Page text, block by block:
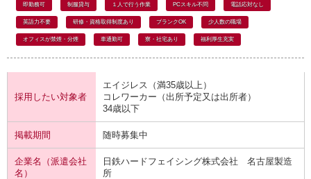
即勤務可 制服貸与 １人で行う作業 PCスキル不問 電話応対なし
英語力不要 研修・資格取得制度あり ブランクOK 少人数の職場
オフィスが禁煙・分煙 車通勤可 寮・社宅あり 福利厚生充実
採用したい対象者
エイジレス（満35歳以上）
コレワーカー（出所予定又は出所者）
34歳以下
掲載期間 随時募集中
企業名（派遣会社
名）
日鉄ハードフェイシング株式会社 名古屋製造
所